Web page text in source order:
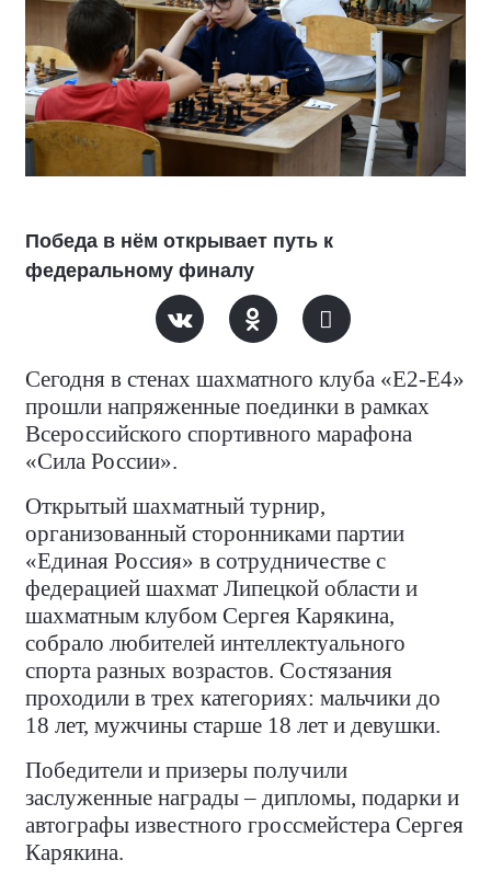
Победа в нём открывает путь к
федеральному финалу
Сегодня в стенах шахматного клуба «Е2-Е4»
прошли напряженные поединки в рамках
Всероссийского спортивного марафона
«Сила России».
Открытый шахматный турнир,
организованный сторонниками партии
«Единая Россия» в сотрудничестве с
федерацией шахмат Липецкой области и
шахматным клубом Сергея Карякина,
собрало любителей интеллектуального
спорта разных возрастов. Состязания
проходили в трех категориях: мальчики до
18 лет, мужчины старше 18 лет и девушки.
Победители и призеры получили
заслуженные награды – дипломы, подарки и
автографы известного гроссмейстера Сергея
Карякина.